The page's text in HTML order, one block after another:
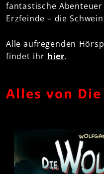
fantastische
Erzfeinde – die
Alle aufregenden
findet ihr hier.
Alles von